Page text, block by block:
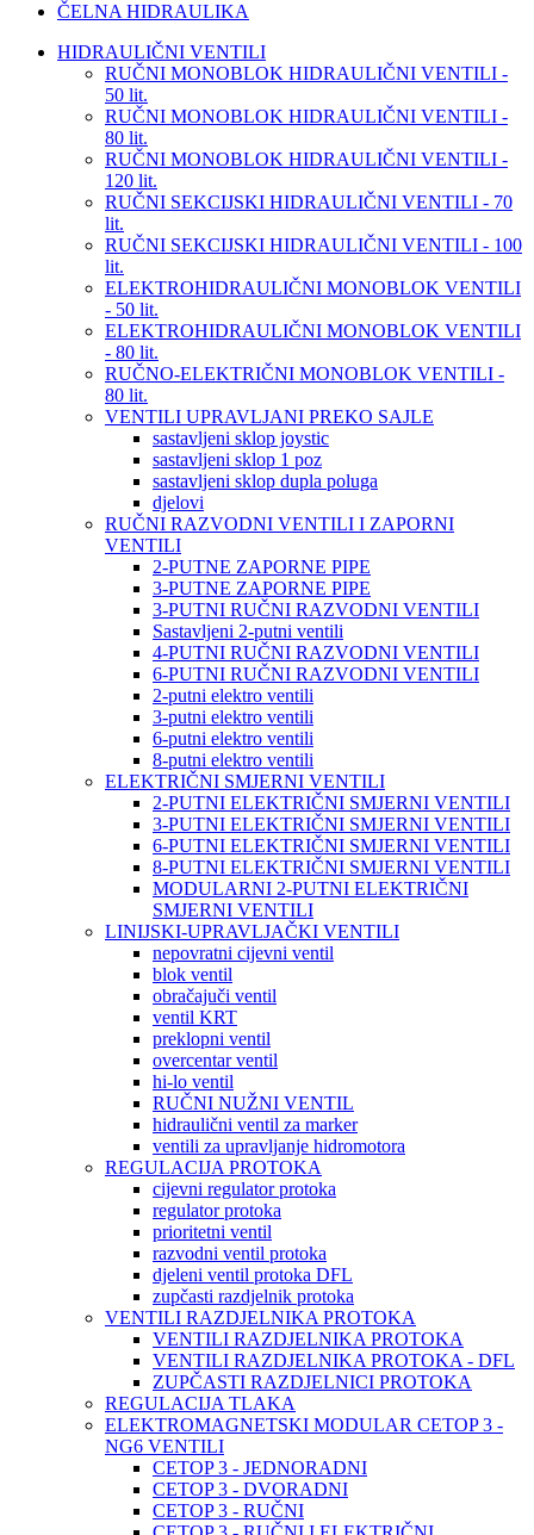
ČELNA HIDRAULIKA
HIDRAULIČNI VENTILI
RUČNI MONOBLOK HIDRAULIČNI VENTILI -
50 lit.
RUČNI MONOBLOK HIDRAULIČNI VENTILI -
80 lit.
RUČNI MONOBLOK HIDRAULIČNI VENTILI -
120 lit.
RUČNI SEKCIJSKI HIDRAULIČNI VENTILI - 70
lit.
RUČNI SEKCIJSKI HIDRAULIČNI VENTILI - 100
lit.
ELEKTROHIDRAULIČNI MONOBLOK VENTILI
- 50 lit.
ELEKTROHIDRAULIČNI MONOBLOK VENTILI
- 80 lit.
RUČNO-ELEKTRIČNI MONOBLOK VENTILI -
80 lit.
VENTILI UPRAVLJANI PREKO SAJLE
sastavljeni sklop joystic
sastavljeni sklop 1 poz
sastavljeni sklop dupla poluga
djelovi
RUČNI RAZVODNI VENTILI I ZAPORNI
VENTILI
2-PUTNE ZAPORNE PIPE
3-PUTNE ZAPORNE PIPE
3-PUTNI RUČNI RAZVODNI VENTILI
Sastavljeni 2-putni ventili
4-PUTNI RUČNI RAZVODNI VENTILI
6-PUTNI RUČNI RAZVODNI VENTILI
2-putni elektro ventili
3-putni elektro ventili
6-putni elektro ventili
8-putni elektro ventili
ELEKTRIČNI SMJERNI VENTILI
2-PUTNI ELEKTRIČNI SMJERNI VENTILI
3-PUTNI ELEKTRIČNI SMJERNI VENTILI
6-PUTNI ELEKTRIČNI SMJERNI VENTILI
8-PUTNI ELEKTRIČNI SMJERNI VENTILI
MODULARNI 2-PUTNI ELEKTRIČNI
SMJERNI VENTILI
LINIJSKI-UPRAVLJAČKI VENTILI
nepovratni cijevni ventil
blok ventil
obračajuči ventil
ventil KRT
preklopni ventil
overcentar ventil
hi-lo ventil
RUČNI NUŽNI VENTIL
hidraulični ventil za marker
ventili za upravljanje hidromotora
REGULACIJA PROTOKA
cijevni regulator protoka
regulator protoka
prioritetni ventil
razvodni ventil protoka
djeleni ventil protoka DFL
zupčasti razdjelnik protoka
VENTILI RAZDJELNIKA PROTOKA
VENTILI RAZDJELNIKA PROTOKA
VENTILI RAZDJELNIKA PROTOKA - DFL
ZUPČASTI RAZDJELNICI PROTOKA
REGULACIJA TLAKA
ELEKTROMAGNETSKI MODULAR CETOP 3 -
NG6 VENTILI
CETOP 3 - JEDNORADNI
CETOP 3 - DVORADNI
CETOP 3 - RUČNI